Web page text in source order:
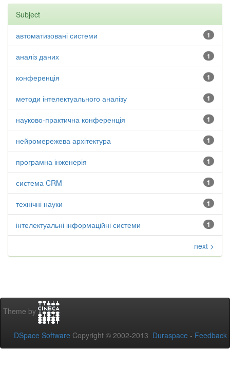
Subject
1
автоматизовані системи
1
аналіз даних
1
конференція
1
методи інтелектуального аналізу
1
науково-практична конференція
1
нейромережева архітектура
1
програмна інженерія
1
система CRM
1
технічні науки
1
інтелектуальні інформаційні системи
next >
Theme by
DSpace Software Copyright © 2002-2013 Duraspace - Feedback